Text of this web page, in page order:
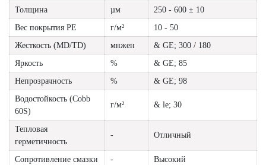
Толщина
µм
250 - 600 ± 10
Вес покрытия PE
г/м²
10 - 50
Жесткость (MD/TD)
мнжен
& GE; 300 / 180
Яркость
%
& GE; 85
Непрозрачность
%
& GE; 98
Водостойкость (Cobb
60S)
г/м² & le; 30
Тепловая
герметичность
- Отличный
Сопротивление смазки - Высокий